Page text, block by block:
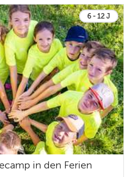
6 - 12 J
in den Ferien